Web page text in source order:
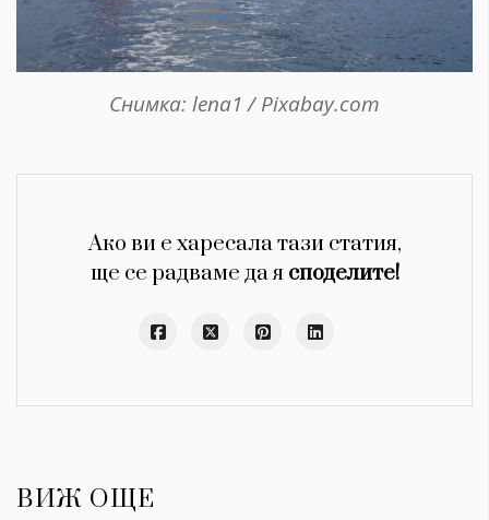
Снимка: lena1 / Pixabay.com
Ако ви е харесала тази статия,
ще се радваме да я споделите!
ВИЖ ОЩЕ